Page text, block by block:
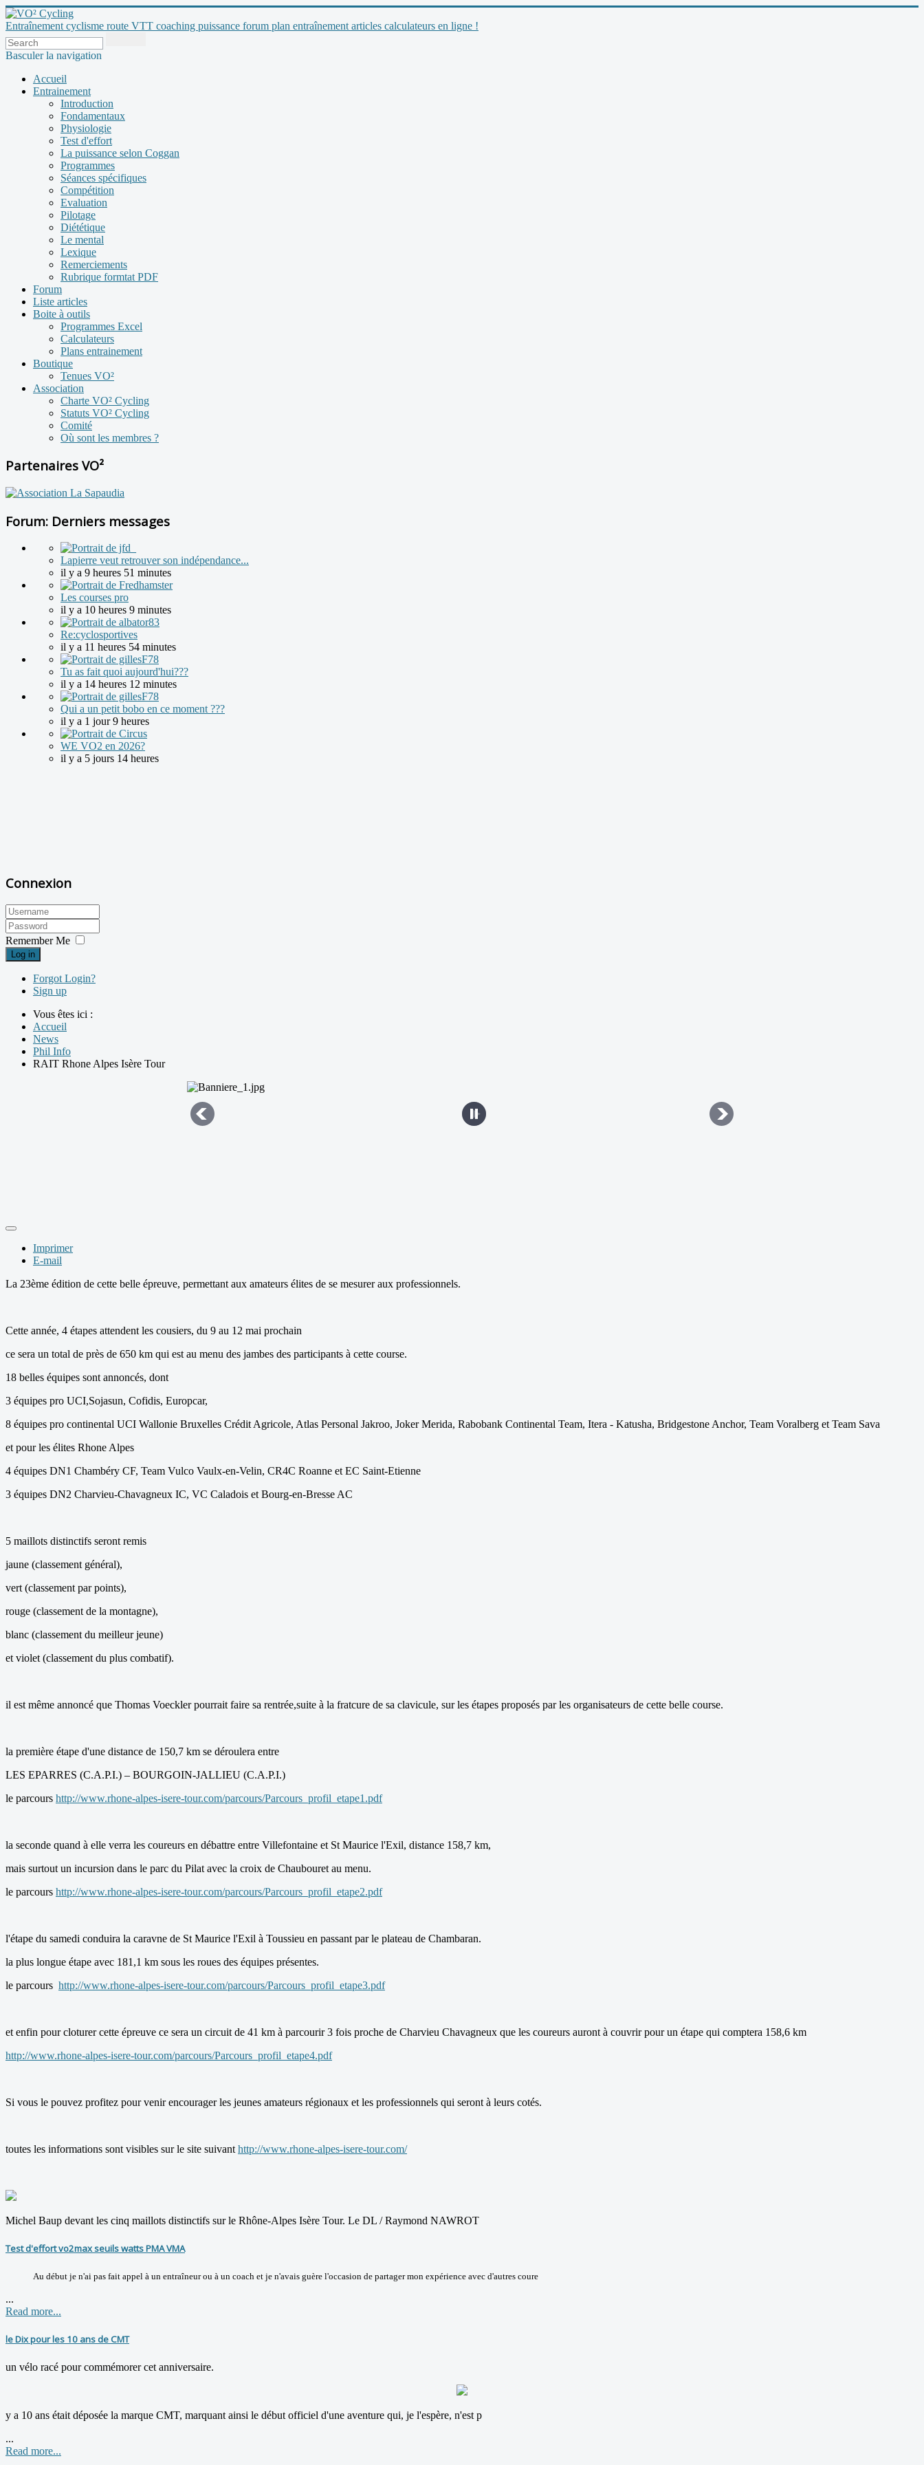
Entraînement cyclisme route VTT coaching puissance forum plan entraînement articles calculateurs en ligne !
Basculer la navigation
Accueil
Entrainement
Introduction
Fondamentaux
Physiologie
Test d'effort
La puissance selon Coggan
Programmes
Séances spécifiques
Compétition
Evaluation
Pilotage
Diététique
Le mental
Lexique
Remerciements
Rubrique formtat PDF
Forum
Liste articles
Boite à outils
Programmes Excel
Calculateurs
Plans entrainement
Boutique
Tenues VO²
Association
Charte VO² Cycling
Statuts VO² Cycling
Comité
Où sont les membres ?
Partenaires VO²
Forum: Derniers messages
Lapierre veut retrouver son indépendance...
il y a 9 heures 51 minutes
Les courses pro
il y a 10 heures 9 minutes
Re:cyclosportives
il y a 11 heures 54 minutes
Tu as fait quoi aujourd'hui???
il y a 14 heures 12 minutes
Qui a un petit bobo en ce moment ???
il y a 1 jour 9 heures
WE VO2 en 2026?
il y a 5 jours 14 heures
Connexion
Remember Me
Log in
Forgot Login?
Sign up
Vous êtes ici :
Accueil
News
Phil Info
RAIT Rhone Alpes Isère Tour
Imprimer
E-mail
La 23ème édition de cette belle épreuve, permettant aux amateurs élites de se mesurer aux professionnels.
Cette année, 4 étapes attendent les cousiers, du 9 au 12 mai prochain
ce sera un total de près de 650 km qui est au menu des jambes des participants à cette course.
18 belles équipes sont annoncés, dont
3 équipes pro UCI,Sojasun, Cofidis, Europcar,
8 équipes pro continental UCI Wallonie Bruxelles Crédit Agricole, Atlas Personal Jakroo, Joker Merida, Rabobank Continental Team, Itera - Katusha, Bridgestone Anchor, Team Voralberg et Team Sava
et pour les élites Rhone Alpes
4 équipes DN1 Chambéry CF, Team Vulco Vaulx-en-Velin, CR4C Roanne et EC Saint-Etienne
3 équipes DN2 Charvieu-Chavagneux IC, VC Caladois et Bourg-en-Bresse AC
5 maillots distinctifs seront remis
jaune (classement général),
vert (classement par points),
rouge (classement de la montagne),
blanc (classement du meilleur jeune)
et violet (classement du plus combatif).
il est même annoncé que Thomas Voeckler pourrait faire sa rentrée,suite à la fratcure de sa clavicule, sur les étapes proposés par les organisateurs de cette belle course.
la première étape d'une distance de 150,7 km se déroulera entre
LES EPARRES (C.A.P.I.) – BOURGOIN-JALLIEU (C.A.P.I.)
le parcours http://www.rhone-alpes-isere-tour.com/parcours/Parcours_profil_etape1.pdf
la seconde quand à elle verra les coureurs en débattre entre Villefontaine et St Maurice l'Exil, distance 158,7 km,
mais surtout un incursion dans le parc du Pilat avec la croix de Chaubouret au menu.
le parcours http://www.rhone-alpes-isere-tour.com/parcours/Parcours_profil_etape2.pdf
l'étape du samedi conduira la caravne de St Maurice l'Exil à Toussieu en passant par le plateau de Chambaran.
la plus longue étape avec 181,1 km sous les roues des équipes présentes.
le parcours http://www.rhone-alpes-isere-tour.com/parcours/Parcours_profil_etape3.pdf
et enfin pour cloturer cette épreuve ce sera un circuit de 41 km à parcourir 3 fois proche de Charvieu Chavagneux que les coureurs auront à couvrir pour un étape qui comptera 158,6 km
http://www.rhone-alpes-isere-tour.com/parcours/Parcours_profil_etape4.pdf
Si vous le pouvez profitez pour venir encourager les jeunes amateurs régionaux et les professionnels qui seront à leurs cotés.
toutes les informations sont visibles sur le site suivant http://www.rhone-alpes-isere-tour.com/
Michel Baup devant les cinq maillots distinctifs sur le Rhône-Alpes Isère Tour. Le DL / Raymond NAWROT
Test d'effort vo2max seuils watts PMA VMA
Au début je n'ai pas fait appel à un entraîneur ou à un coach et je n'avais guère l'occasion de partager mon expérience avec d'autres coure
...
Read more...
le Dix pour les 10 ans de CMT
un vélo racé pour commémorer cet anniversaire.
y a 10 ans était déposée la marque CMT, marquant ainsi le début officiel d'une aventure qui, je l'espère, n'est p
...
Read more...